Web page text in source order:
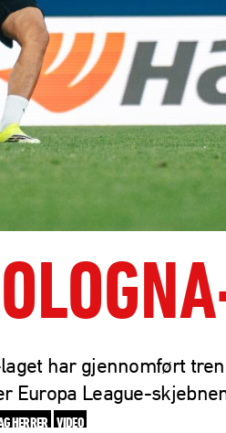
har gjennomført
Europa League-
HERRER VIDEO